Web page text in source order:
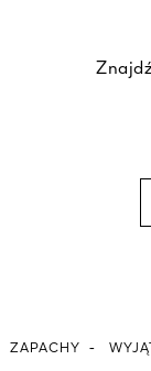
ZAPACHY -